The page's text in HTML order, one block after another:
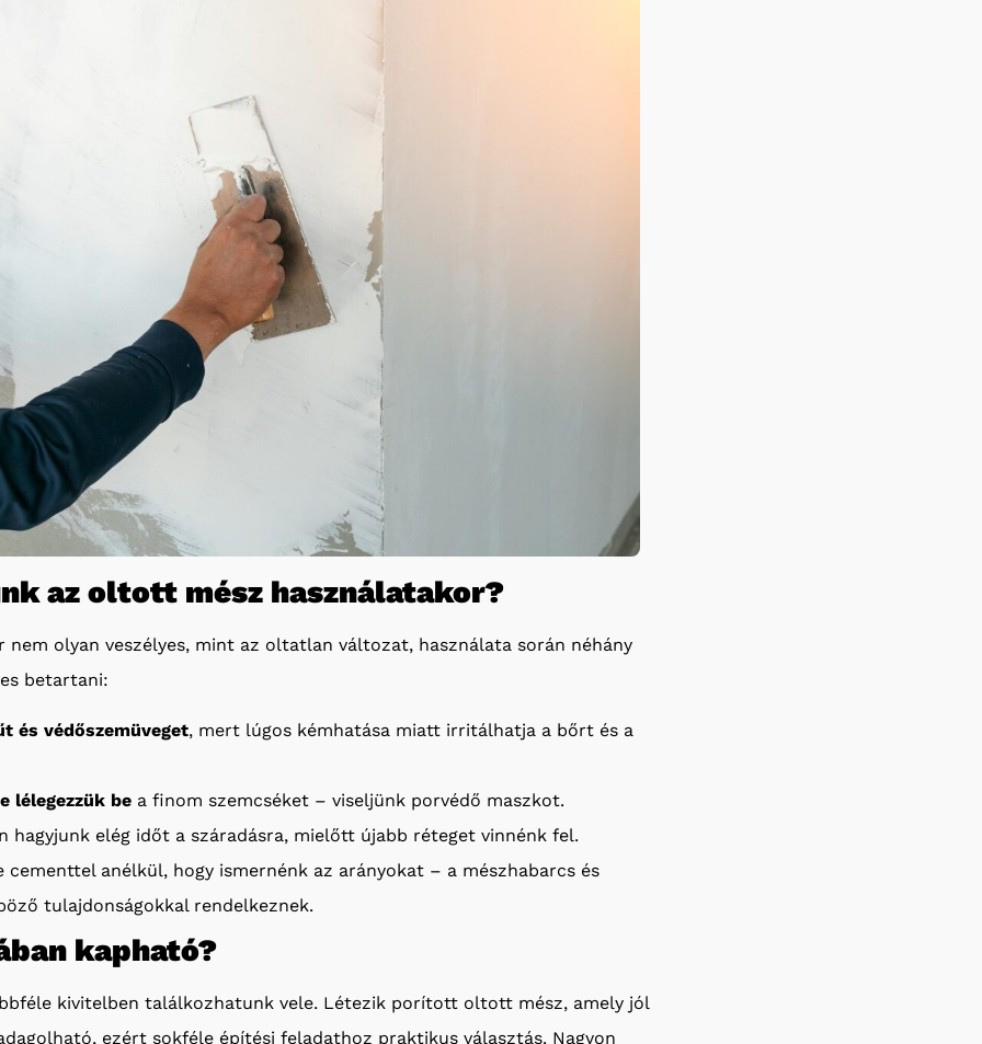
az oltott mész használatakor?
nem olyan veszélyes, mint az oltatlan változat, használata során néhány
betartani:
és védőszemüveget, mert lúgos kémhatása miatt irritálhatja a bőrt és a
lélegezzük be a finom szemcséket – viseljünk porvédő maszkot.
hagyjunk elég időt a száradásra, mielőtt újabb réteget vinnénk fel.
cementtel anélkül, hogy ismernénk az arányokat – a mészhabarcs és
tulajdonságokkal rendelkeznek.
kapható?
kivitelben találkozhatunk vele. Létezik porított oltott mész, amely jól
ezért sokféle építési feladathoz praktikus választás. Nagyon